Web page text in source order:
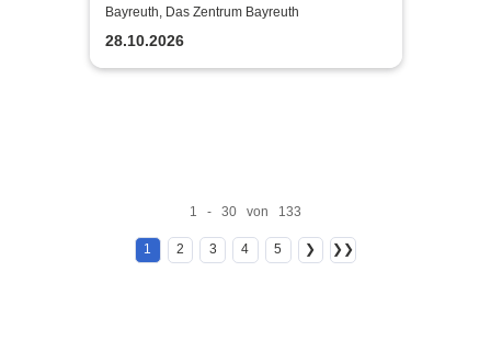
Equilibrium
Bayreuth, Das Zentrum Bayreuth
28.10.2026
1 - 30 von 133
1 2 3 4 5 ❯ ❯❯